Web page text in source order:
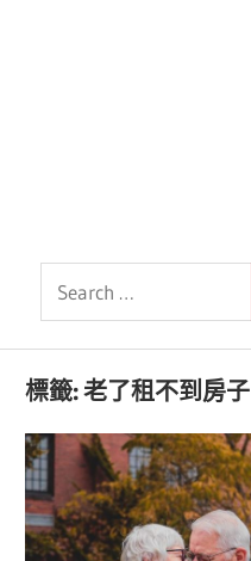
標籤:老了租不到房子